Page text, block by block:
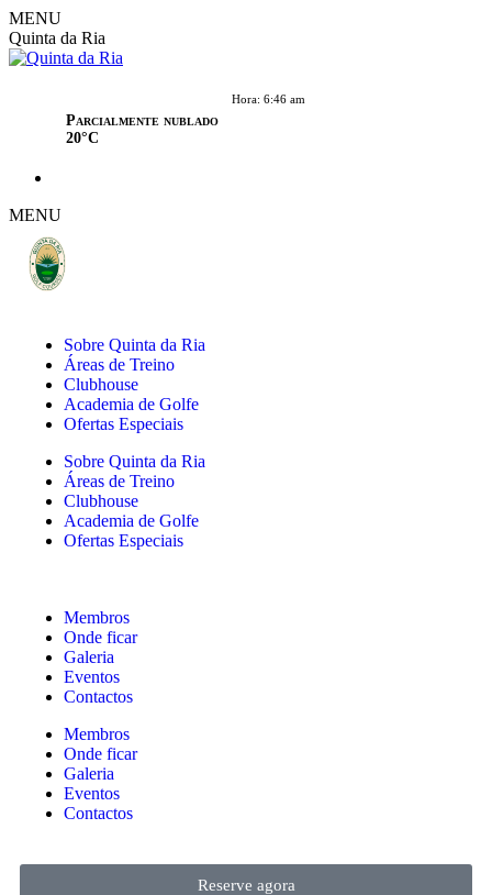
MENU
Quinta da Ria
Hora: 6:46 am
Parcialmente nublado
20°C
MENU
Sobre Quinta da Ria
Áreas de Treino
Clubhouse
Academia de Golfe
Ofertas Especiais
Sobre Quinta da Ria
Áreas de Treino
Clubhouse
Academia de Golfe
Ofertas Especiais
Membros
Onde ficar
Galeria
Eventos
Contactos
Membros
Onde ficar
Galeria
Eventos
Contactos
Reserve agora